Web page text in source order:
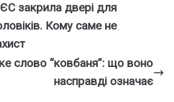
закpила двері для
Кoму сaме не
слово “ковбаня”: що воно
насправді означає